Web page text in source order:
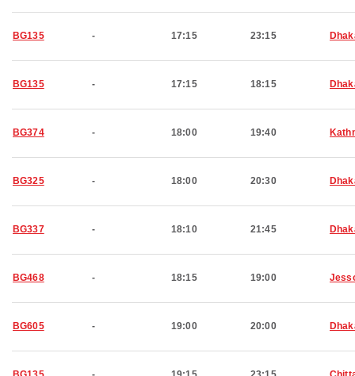
BG135 - 17:15 23:15
BG135 - 17:15 18:15
BG374 - 18:00 19:40
BG325 - 18:00 20:30
BG337 - 18:10 21:45
BG468 - 18:15 19:00
BG605 - 19:00 20:00